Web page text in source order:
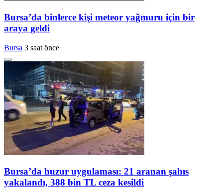
Bursa’da binlerce kişi meteor yağmuru için bir
araya geldi
Bursa 3 saat önce
Bursa’da huzur uygulaması: 21 aranan şahıs
yakalandı, 388 bin TL ceza kesildi